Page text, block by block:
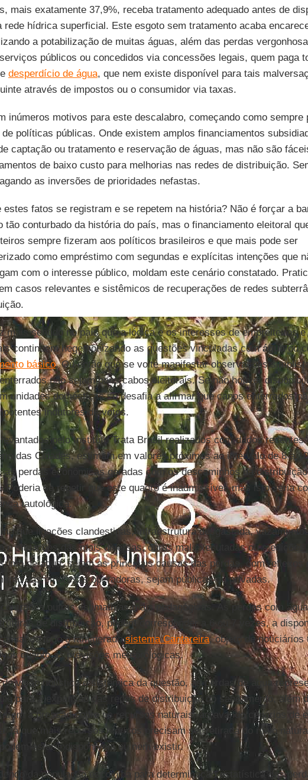
mais exatamente 37,9%, receba tratamento adequado antes de
rede hídrica superficial. Este esgoto sem tratamento acaba
a potabilização de muitas águas, além das perdas
públicos ou concedidos via concessões legais, quem paga
desperdício de água, que nem existe disponível para tais
através de impostos ou o consumidor via taxas.
inúmeros motivos para este descalabro, começando como sempre
de políticas públicas. Onde existem amplos financiamentos
captação ou tratamento e reservação de águas, mas não são
de baixo custo para melhorias nas redes de distribuição.
as inversões de prioridades nefastas.
estes fatos se registram e se repetem na história? Não é forçar a
tão conturbado da história do país, mas o financiamento eleitoral
sempre fizeram aos políticos brasileiros e que mais pode ser
como empréstimo com segundas e explícitas intenções que
com o interesse público, moldam este cenário constatado.
casos relevantes e sistêmicos de recuperações de redes
mais sentido no país que a lógica e os interesses de empreiteiros
continuem hegemonizando as questões vinculadas comáguaou
básico. Ou então que se volte manifestar observações
não sejam bons cabos eleitorais. Se não houver
unidades domésticas se desafia a afirmar que canos enterrados
potentes indutores de votos.
pelo Instituto Trata Brasil realizados com dados recentes
das Cidades, estimam em valores próximos ao intervalo de 8 a
as perdas econômicas geradas com os descaminhos da
Poderia se repetir que este quadro é inadmissível, mas isto seria
tautológica.
que ligações clandestinas, infraestrutura desgastada,
e situações das mais diversas, obras mal executadas ou medições
de água, sejam as principais causas das perdas, com reflexos
das empresas operadoras, sejam públicas ou privadas.
outras estimativas mais pedagógicas. As perdas com
de distribuição, podem corresponder a 6 ou 7 vezes, a
de todo o famigeradosistema Cantareira, objeto de noticiários
quanto as previsões meteorológicas.
de visão holística e sistêmica da questão, as perdas de água
para a expansão das redes de distribuição do saneamento, além
a pressão sobre os recursos naturais, agravando cenários de
já que mais recursos hídricos precisam ser retirada do meio
estar indisponíveis ou nem existir.
da população escolhida para determinação estatística das